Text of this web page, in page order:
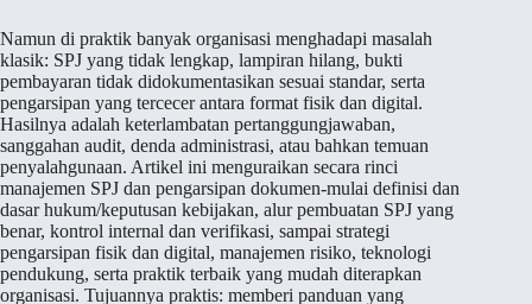
Namun di praktik banyak organisasi menghadapi masalah
klasik: SPJ yang tidak lengkap, lampiran hilang, bukti
pembayaran tidak didokumentasikan sesuai standar, serta
pengarsipan yang tercecer antara format fisik dan digital.
Hasilnya adalah keterlambatan pertanggungjawaban,
sanggahan audit, denda administrasi, atau bahkan temuan
penyalahgunaan. Artikel ini menguraikan secara rinci
manajemen SPJ dan pengarsipan dokumen-mulai definisi dan
dasar hukum/keputusan kebijakan, alur pembuatan SPJ yang
benar, kontrol internal dan verifikasi, sampai strategi
pengarsipan fisik dan digital, manajemen risiko, teknologi
pendukung, serta praktik terbaik yang mudah diterapkan
organisasi. Tujuannya praktis: memberi panduan yang